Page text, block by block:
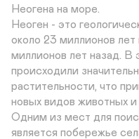
Неогена на море.
Неоген - это
около 23 миллионов лет
миллионов лет назад. В
происходили
растительности, что
новых видов животных и
Одним из мест для
является побережье